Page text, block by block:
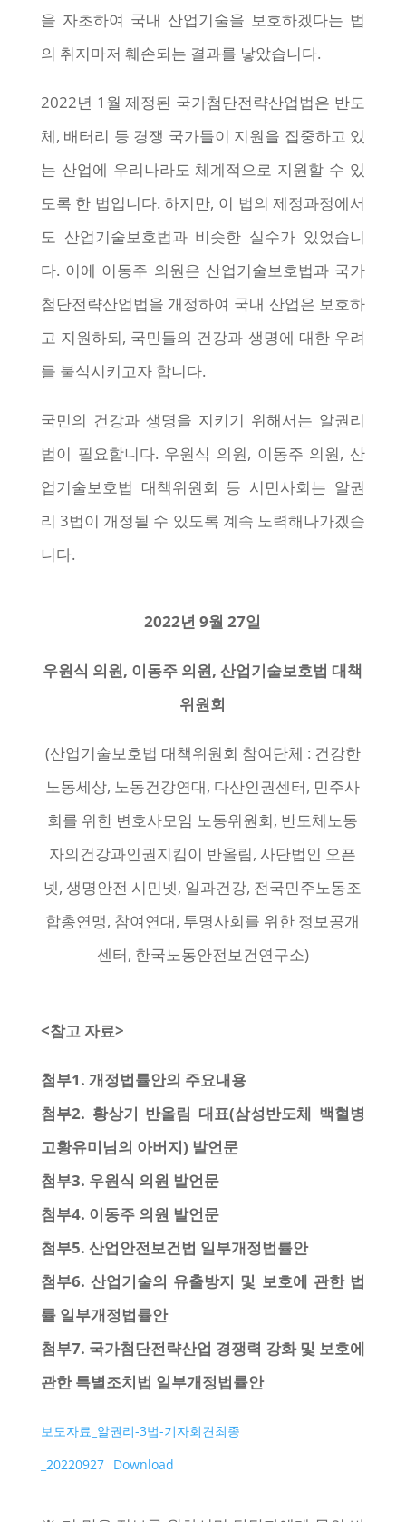
을 자초하여 국내 산업기술을 보호하겠다는 법
의 취지마저 훼손되는 결과를 낳았습니다.
2022년 1월 제정된 국가첨단전략산업법은 반도
체, 배터리 등 경쟁 국가들이 지원을 집중하고 있
는 산업에 우리나라도 체계적으로 지원할 수 있
도록 한 법입니다. 하지만, 이 법의 제정과정에서
도 산업기술보호법과 비슷한 실수가 있었습니
다. 이에 이동주 의원은 산업기술보호법과 국가
첨단전략산업법을 개정하여 국내 산업은 보호하
고 지원하되, 국민들의 건강과 생명에 대한 우려
를 불식시키고자 합니다.
국민의 건강과 생명을 지키기 위해서는 알권리
법이 필요합니다. 우원식 의원, 이동주 의원, 산
업기술보호법 대책위원회 등 시민사회는 알권
리 3법이 개정될 수 있도록 계속 노력해나가겠습
니다.
2022년9월27일
우원식 의원, 이동주 의원,산업기술보호법 대책
위원회
(산업기술보호법 대책위원회 참여단체 : 건강한
노동세상, 노동건강연대, 다산인권센터, 민주사
회를 위한 변호사모임 노동위원회, 반도체노동
자의건강과인권지킴이 반올림, 사단법인 오픈
넷, 생명안전 시민넷, 일과건강, 전국민주노동조
합총연맹, 참여연대, 투명사회를 위한 정보공개
센터, 한국노동안전보건연구소)
<참고자료>
첨부1. 개정법률안의 주요내용
첨부2. 황상기 반올림 대표(삼성반도체 백혈병
고황유미님의 아버지) 발언문
첨부3. 우원식 의원 발언문
첨부4. 이동주 의원 발언문
첨부5. 산업안전보건법 일부개정법률안
첨부6. 산업기술의 유출방지 및 보호에 관한 법
률 일부개정법률안
첨부7. 국가첨단전략산업 경쟁력 강화 및 보호에
관한 특별조치법 일부개정법률안
보도자료_알권리-3법-기자회견최종
_20220927 Download